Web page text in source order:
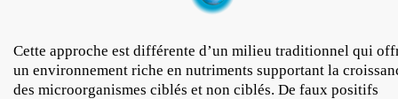
Cette approche est différente d’un milieu traditionnel qui
un environnement riche en nutriments supportant la
des microorganismes ciblés et non ciblés. De faux positifs